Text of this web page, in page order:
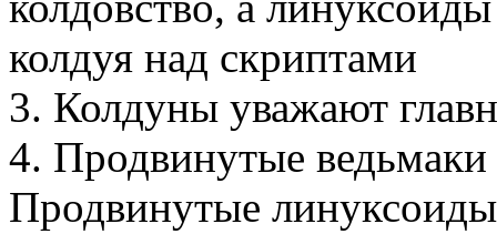
колдуя над скриптами
3. Колдуны уважают
4. Продвинутые ведьмаки
Продвинутые